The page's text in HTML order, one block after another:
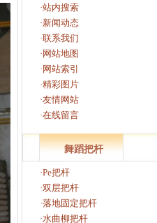
·站内搜索
·新闻动态
·联系我们
·网站地图
·网站索引
·精彩图片
·友情网站
·在线留言
舞蹈把杆
·Pe把杆
·双层把杆
·落地固定把杆
·水曲柳把杆